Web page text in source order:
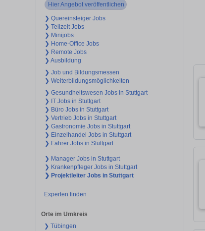
Hier Angebot veröffentlichen
❯ Quereinsteiger Jobs
❯ Teilzeit Jobs
❯ Minijobs
❯ Home-Office Jobs
❯ Remote Jobs
❯ Ausbildung
❯ Job und Bildungsmessen
❯ Weiterbildungsmöglichkeiten
❯ Gesundheitswesen Jobs in Stuttgart
❯ IT Jobs in Stuttgart
❯ Büro Jobs in Stuttgart
❯ Vertrieb Jobs in Stuttgart
❯ Gastronomie Jobs in Stuttgart
❯ Einzelhandel Jobs in Stuttgart
❯ Fahrer Jobs in Stuttgart
❯ Manager Jobs in Stuttgart
❯ Krankenpfleger Jobs in Stuttgart
❯ Projektleiter Jobs in Stuttgart
Experten finden
Orte im Umkreis
❯ Tübingen